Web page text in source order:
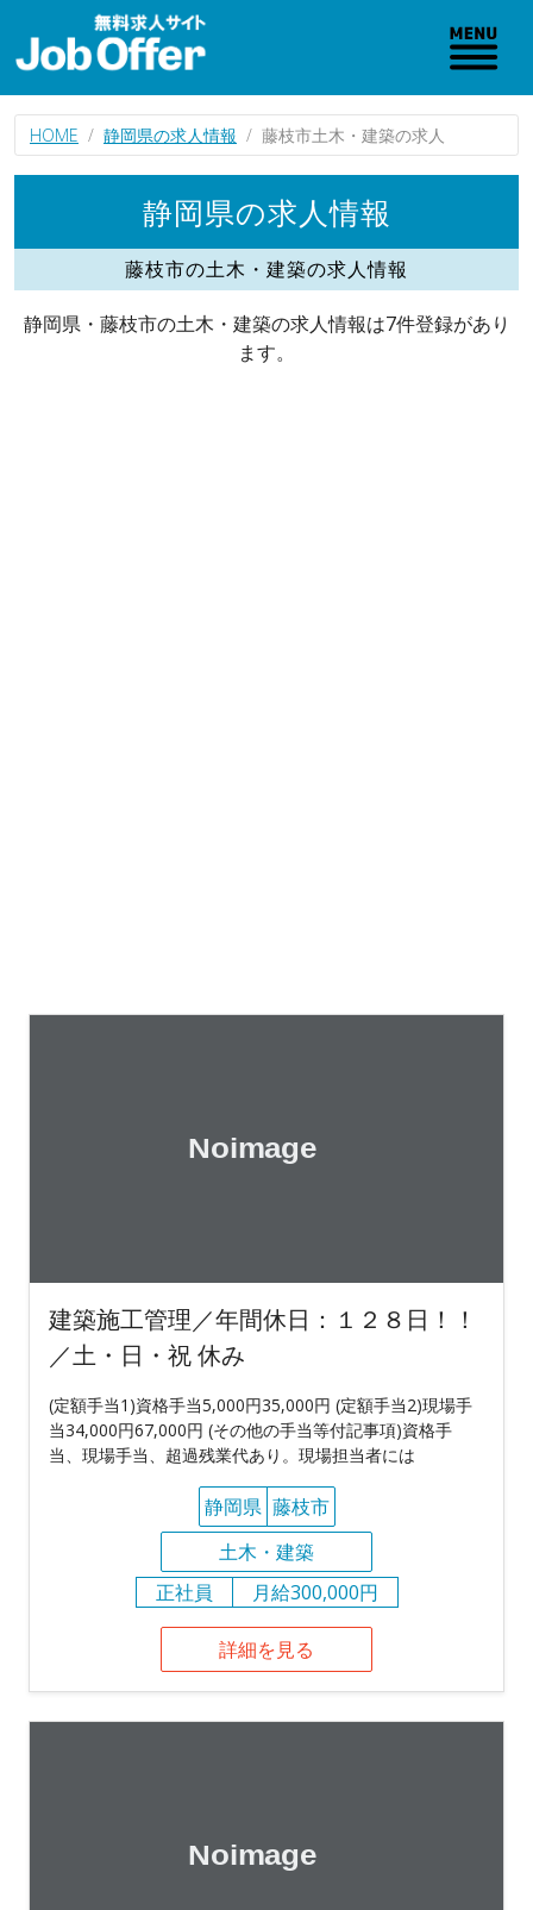
HOME 静岡県の求人情報 藤枝市土木・建築の求人
静岡県の求人情報
藤枝市の土木・建築の求人情報
静岡県・藤枝市の土木・建築の求人情報は7件登録があり
ます。
建築施工管理／年間休日：１２８日！！
／土・日・祝 休み
(定額手当1)資格手当5,000円35,000円 (定額手当2)現場手
当34,000円67,000円 (その他の手当等付記事項)資格手
当、現場手当、超過残業代あり。現場担当者には
静岡県 藤枝市
土木・建築
正社員
月給300,000円
詳細を見る